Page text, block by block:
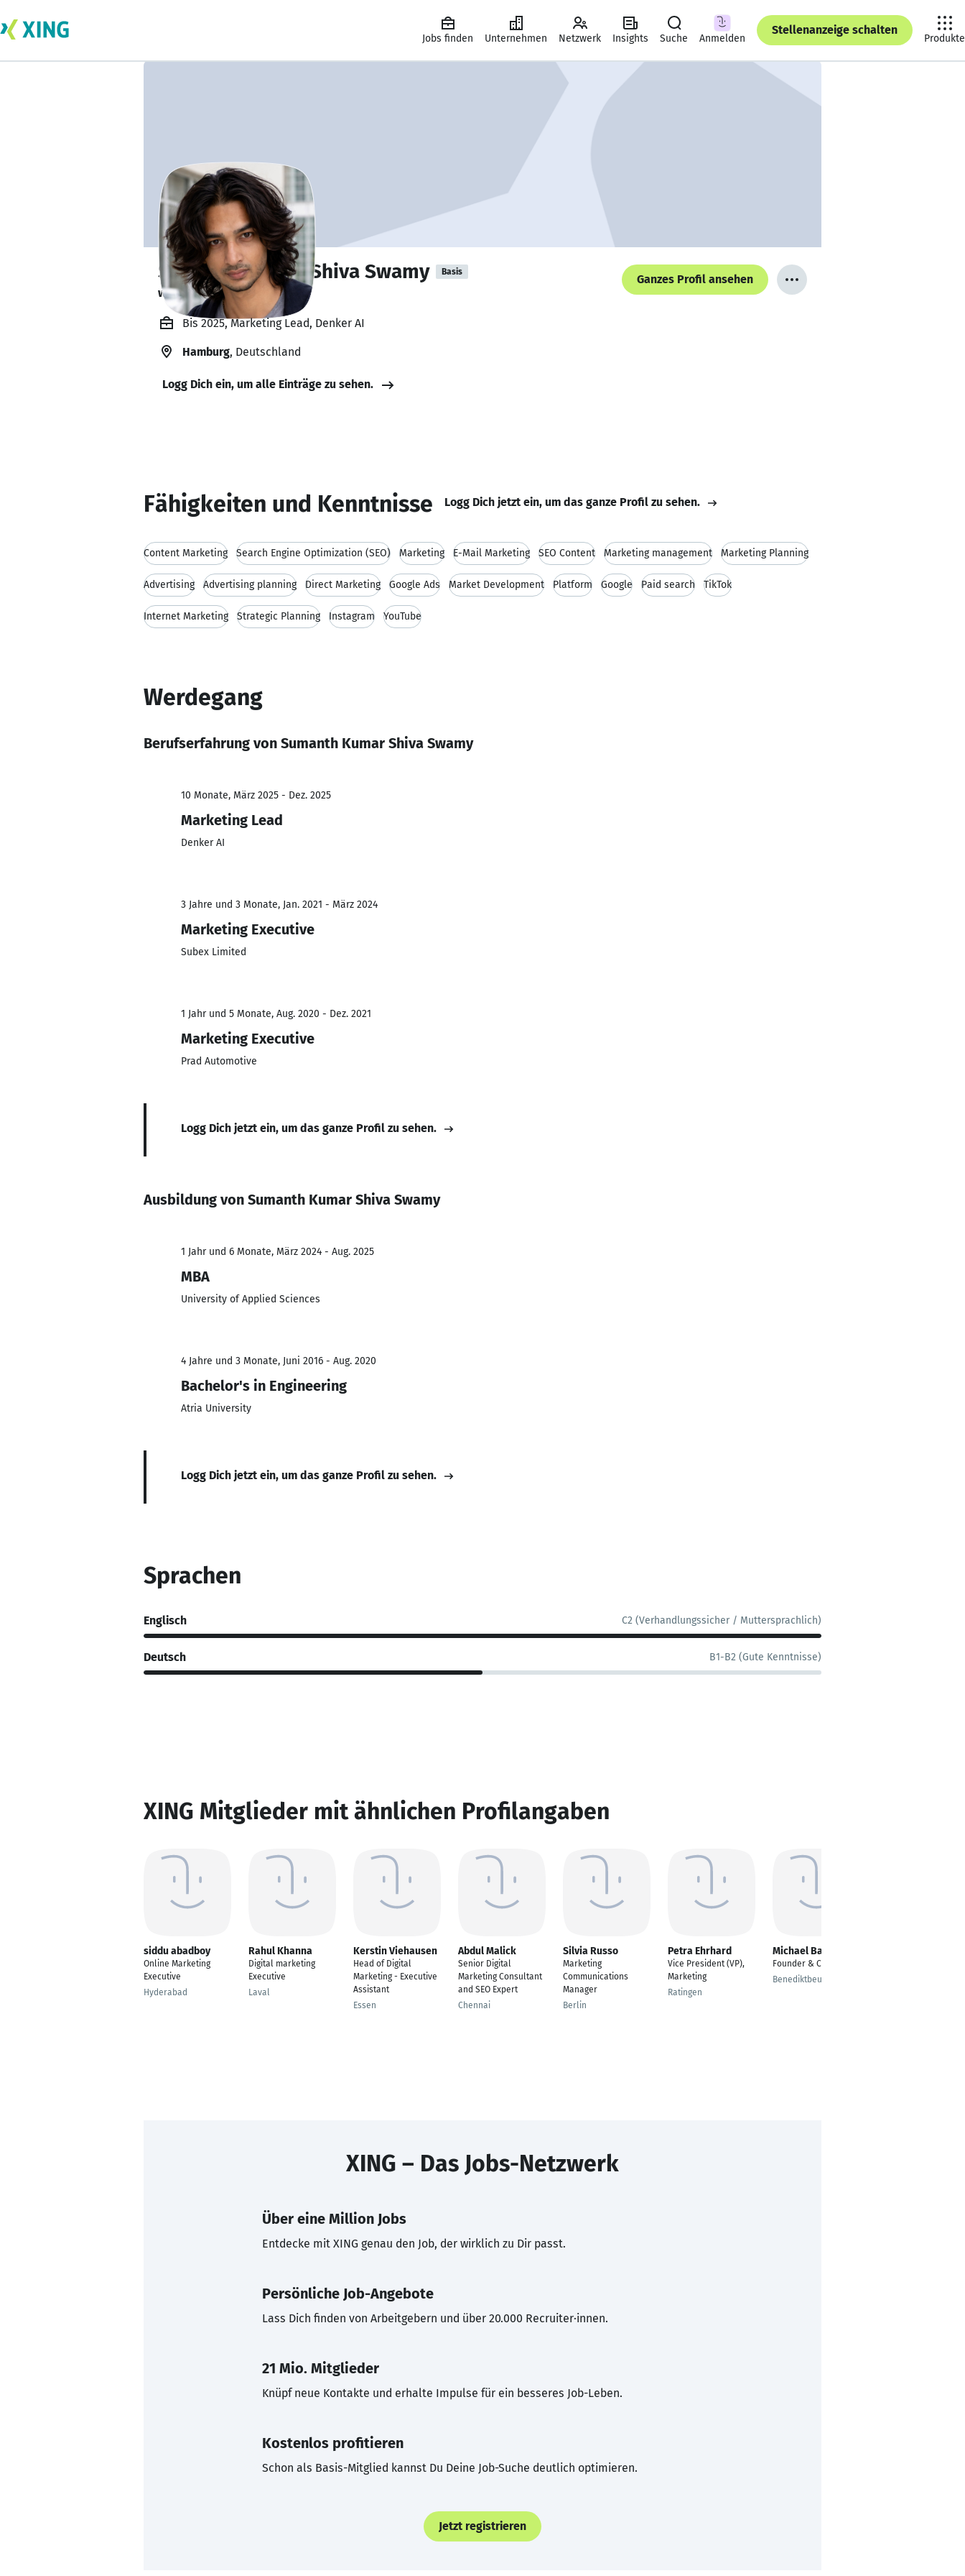
Jobs finden Unternehmen Netzwerk Insights Suche Anmelden
Stellenanzeige schalten
Produkte
Sumanth Kumar Shiva Swamy Basis
writes the final thesis.
Ganzes Profil ansehen
Bis 2025, Marketing Lead, Denker AI
Hamburg, Deutschland
Logg Dich ein, um alle Einträge zu sehen.
Fähigkeiten und Kenntnisse Logg Dich jetzt ein, um das ganze Profil zu sehen.
Content Marketing Search Engine Optimization (SEO) Marketing E-Mail Marketing SEO Content Marketing management Marketing Planning
Advertising Advertising planning Direct Marketing Google Ads Market Development Platform Google Paid search TikTok
Internet Marketing Strategic Planning Instagram YouTube
Werdegang
Berufserfahrung von Sumanth Kumar Shiva Swamy
10 Monate, März 2025 - Dez. 2025
Marketing Lead
Denker AI
3 Jahre und 3 Monate, Jan. 2021 - März 2024
Marketing Executive
Subex Limited
1 Jahr und 5 Monate, Aug. 2020 - Dez. 2021
Marketing Executive
Prad Automotive
Logg Dich jetzt ein, um das ganze Profil zu sehen.
Ausbildung von Sumanth Kumar Shiva Swamy
1 Jahr und 6 Monate, März 2024 - Aug. 2025
MBA
University of Applied Sciences
4 Jahre und 3 Monate, Juni 2016 - Aug. 2020
Bachelor's in Engineering
Atria University
Logg Dich jetzt ein, um das ganze Profil zu sehen.
Sprachen
Englisch C2 (Verhandlungssicher / Muttersprachlich)
Deutsch B1-B2 (Gute Kenntnisse)
XING Mitglieder mit ähnlichen Profilangaben
siddu abadboy
Online Marketing
Executive
Hyderabad
Rahul Khanna
Digital marketing
Executive
Laval
Kerstin Viehausen
Head of Digital
Marketing - Executive
Assistant
Essen
Abdul Malick
Senior Digital
Marketing Consultant
and SEO Expert
Chennai
Silvia Russo
Marketing
Communications
Manager
Berlin
Petra Ehrhard
Vice President (VP),
Marketing
Ratingen
Michael Badichler
Founder & CEO
Benediktbeuern
XING – Das Jobs-Netzwerk
Über eine Million Jobs
Entdecke mit XING genau den Job, der wirklich zu Dir passt.
Persönliche Job-Angebote
Lass Dich finden von Arbeitgebern und über 20.000 Recruiter·innen.
21 Mio. Mitglieder
Knüpf neue Kontakte und erhalte Impulse für ein besseres Job-Leben.
Kostenlos profitieren
Schon als Basis-Mitglied kannst Du Deine Job-Suche deutlich optimieren.
Jetzt registrieren